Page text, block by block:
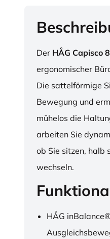
Der HÅG Capisco
ergonomischer
Die sattelförmige
Bewegung und
mühelos die
arbeiten Sie
ob Sie sitzen, halb
wechseln.
HÅG